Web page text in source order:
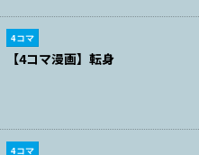
4コマ
【4コマ漫画】転身
4コマ